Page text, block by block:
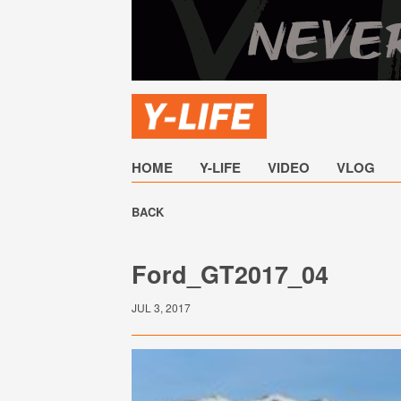
HOME Y-LIFE VIDEO VLOG
BACK
Ford_GT2017_04
JUL 3, 2017